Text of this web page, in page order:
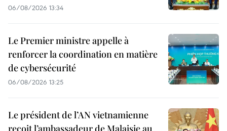
06/08/2026 13:34
Le Premier ministre appelle à
renforcer la coordination en matière
de cybersécurité
06/08/2026 13:25
Le président de l’AN vietnamienne
reçoit l’ambassadeur de Malaisie au